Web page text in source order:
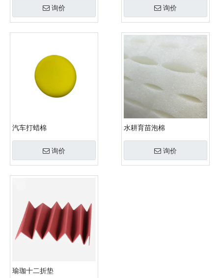
询价 询价
汽车打蜡棉
询价
水耕育苗泡棉
询价
瑜珈十二折垫